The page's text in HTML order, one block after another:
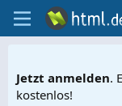
Jetzt anmelden.
kostenlos!